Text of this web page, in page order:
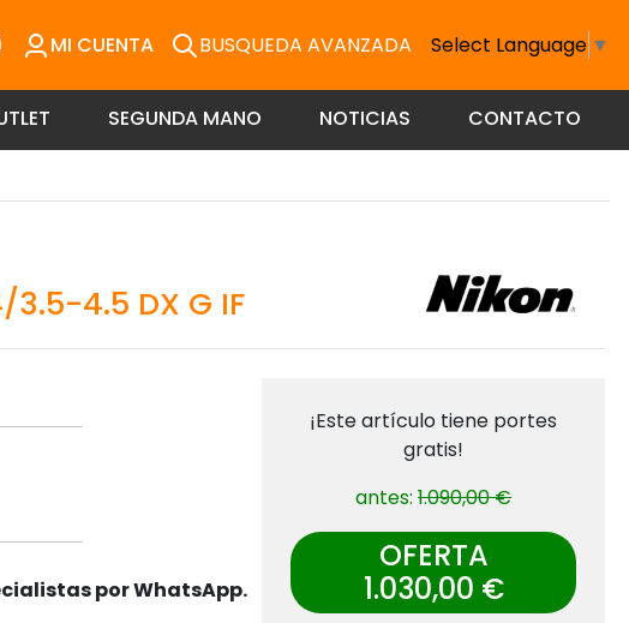
MI CUENTA BUSQUEDA AVANZADA Select Language ▼
SEGUNDA MANO NOTICIAS CONTACTO
3.5-4.5 DX G IF
por WhatsApp.
¡Este artículo tiene portes
gratis!
antes:1.090,00 €
OFERTA
1.030,00 €